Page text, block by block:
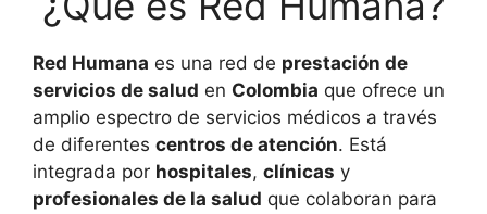
Red Humana es una red de prestación de
servicios de salud en Colombia que ofrece un
amplio espectro de servicios médicos a través
de diferentes centros de atención. Está
integrada por hospitales, clínicas y
profesionales de la salud que colaboran para